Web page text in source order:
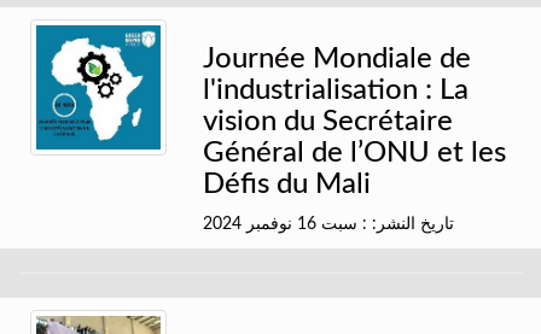
Journée Mondiale de
l'industrialisation : La
vision du Secrétaire
Général de l’ONU et les
Défis du Mali
تاريخ النشر: : سبت 16 نوفمبر 2024